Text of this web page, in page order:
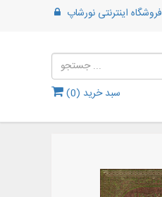
فروشگاه اینترنتی نورشاپ
سبد خرید (0
)